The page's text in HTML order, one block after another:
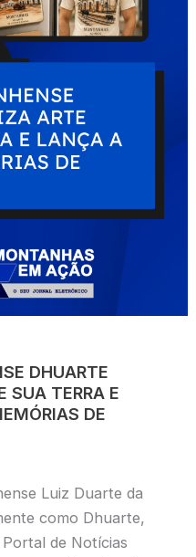
DHUARTE
SUA TERRA E
DE
Luiz Duarte da
como Dhuarte,
de Notícias